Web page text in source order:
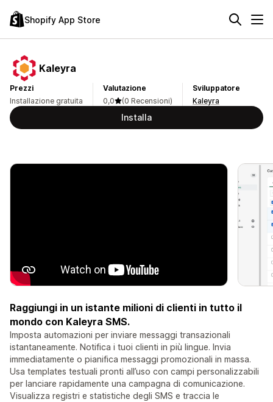
Shopify App Store
Kaleyra
Prezzi
Installazione gratuita
Valutazione
0,0
(0 Recensioni)
Sviluppatore
Kaleyra
Installa
Raggiungi in un istante milioni di clienti in tutto il
mondo con Kaleyra SMS.
Imposta automazioni per inviare messaggi transazionali
istantaneamente. Notifica i tuoi clienti in più lingue. Invia
immediatamente o pianifica messaggi promozionali in massa.
Usa templates testuali pronti all’uso con campi personalizzabili
per lanciare rapidamente una campagna di comunicazione.
Visualizza registri e statistiche degli SMS e traccia le